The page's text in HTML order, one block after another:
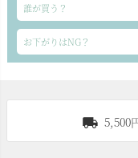
誰が買う？
お下がりはNG？
5,500